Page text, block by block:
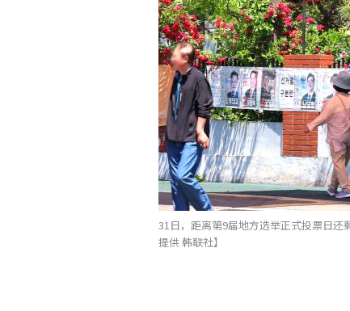
31日，距离第9届地方选举正式投票日
提供 韩联社】